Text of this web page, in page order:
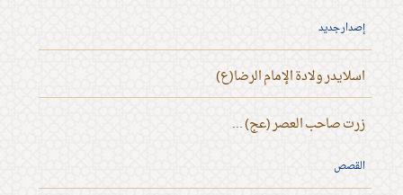
إصدار جديد
اسلايدر ولادة الإمام الرضا(ع)
زرت صاحب العصر (عج) ...
القصص